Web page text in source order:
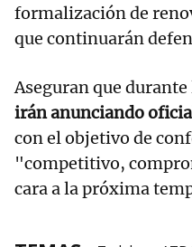
formalización de
que continuarán
Aseguran que
irán anunciando
con el objetivo de
"competitivo,
cara a la próxima